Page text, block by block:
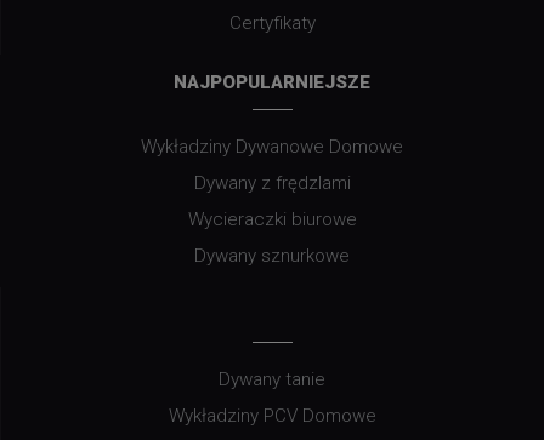
Certyfikaty
NAJPOPULARNIEJSZE
Wykładziny Dywanowe Domowe
Dywany z frędzlami
Wycieraczki biurowe
Dywany sznurkowe
Dywany tanie
Wykładziny PCV Domowe